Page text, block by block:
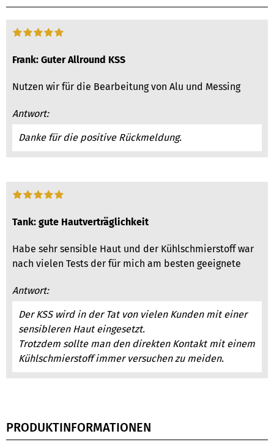
Frank: Guter Allround KSS
Nutzen wir für die Bearbeitung von Alu und Messing
Antwort:
Danke für die positive Rückmeldung.
Tank: gute Hautverträglichkeit
Habe sehr sensible Haut und der Kühlschmierstoff war
nach vielen Tests der für mich am besten geeignete
Antwort:
Der KSS wird in der Tat von vielen Kunden mit einer
sensibleren Haut eingesetzt.
Trotzdem sollte man den direkten Kontakt mit einem
Kühlschmierstoff immer versuchen zu meiden.
PRODUKTINFORMATIONEN